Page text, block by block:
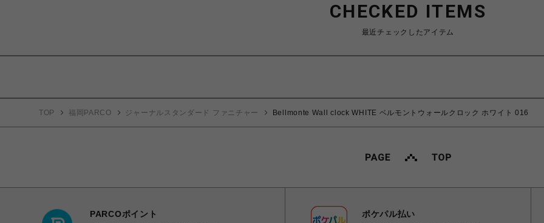
CHECKED ITEMS
最近チェックしたアイテム
TOP 福岡PARCO ジャーナルスタンダード ファニチャー Bellmonte Wall clock WHITE ベルモントウォールクロック ホワイト 016
PARCOポイント ポケパル払い